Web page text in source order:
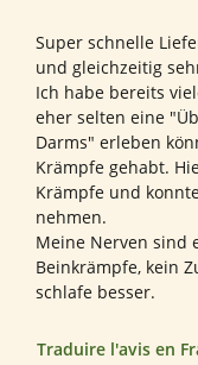
Super schnelle
und gleichzeitig
Ich habe bereits
eher selten eine
Darms" erleben
Krämpfe gehabt.
Krämpfe und
nehmen.
Meine Nerven sind
Beinkrämpfe, kein
schlafe besser.
Traduire l'avis en